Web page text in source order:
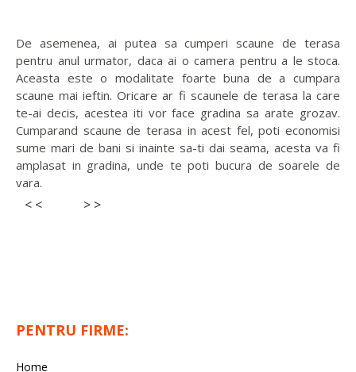
De asemenea, ai putea sa cumperi scaune de terasa
pentru anul urmator, daca ai o camera pentru a le stoca.
Aceasta este o modalitate foarte buna de a cumpara
scaune mai ieftin. Oricare ar fi scaunele de terasa la care
te-ai decis, acestea iti vor face gradina sa arate grozav.
Cumparand scaune de terasa in acest fel, poti economisi
sume mari de bani si inainte sa-ti dai seama, acesta va fi
amplasat in gradina, unde te poti bucura de soarele de
vara.
< < > >
PENTRU FIRME:
Home